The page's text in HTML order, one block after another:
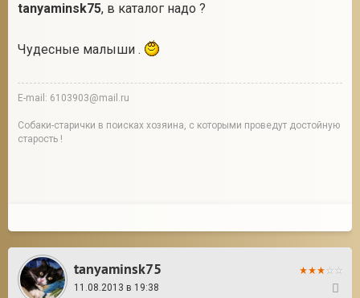
tanyaminsk75, в каталог надо ?
Чудесные малыши .
E-mail: 6103903@mail.ru
Собаки-старички в поисках хозяина, с которыми проведут достойную
старость !
tanyaminsk75
11.08.2013 в 19:38